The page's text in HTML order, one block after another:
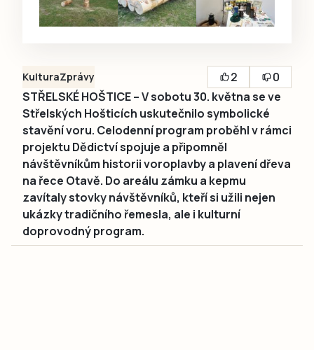
KulturaZprávy 2
0
STŘELSKÉ HOŠTICE – V sobotu 30. května se ve
Střelských Hošticích uskutečnilo symbolické
stavění voru. Celodenní program proběhl v rámci
projektu Dědictví spojuje a připomněl
návštěvníkům historii voroplavby a plavení dřeva
na řece Otavě. Do areálu zámku a kepmu
zavítaly stovky návštěvníků, kteří si užili nejen
ukázky tradičního řemesla, ale i kulturní
doprovodný program.